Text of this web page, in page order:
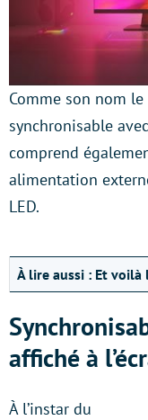
Comme son nom le
synchronisable
comprend
alimentation
LED.
À lire aussi : Et voilà
affiché à
À l’instar du